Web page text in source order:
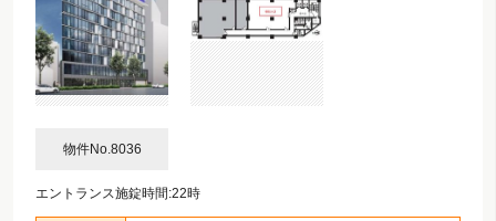
物件No.8036
エントランス施錠時間:22時